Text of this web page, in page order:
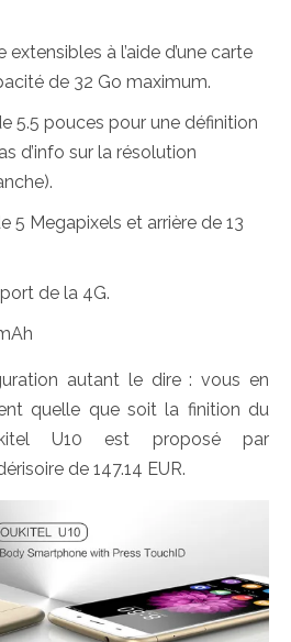
à l’aide d’une carte
de 32 Go maximum.
5.5 pouces pour une définition
d’info sur la résolution
5 Megapixels et arrière de 13
de la 4G.
autant le dire : vous en
quelle que soit la finition du
U10 est proposé par
de 147.14 EUR.